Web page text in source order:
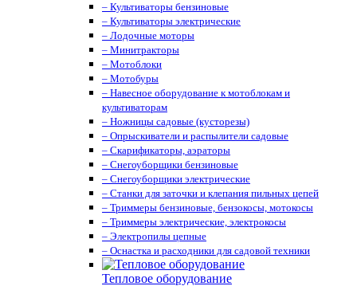
– Культиваторы бензиновые
– Культиваторы электрические
– Лодочные моторы
– Минитракторы
– Мотоблоки
– Мотобуры
– Навесное оборудование к мотоблокам и
культиваторам
– Ножницы садовые (кусторезы)
– Опрыскиватели и распылители садовые
– Скарификаторы, аэраторы
– Снегоуборщики бензиновые
– Снегоуборщики электрические
– Станки для заточки и клепания пильных цепей
– Триммеры бензиновые, бензокосы, мотокосы
– Триммеры электрические, электрокосы
– Электропилы цепные
– Оснастка и расходники для садовой техники
Тепловое оборудование